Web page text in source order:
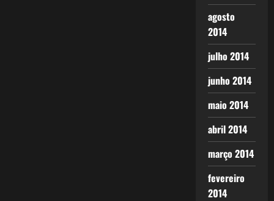
agosto
2014
julho 2014
junho 2014
maio 2014
abril 2014
março 2014
fevereiro
2014